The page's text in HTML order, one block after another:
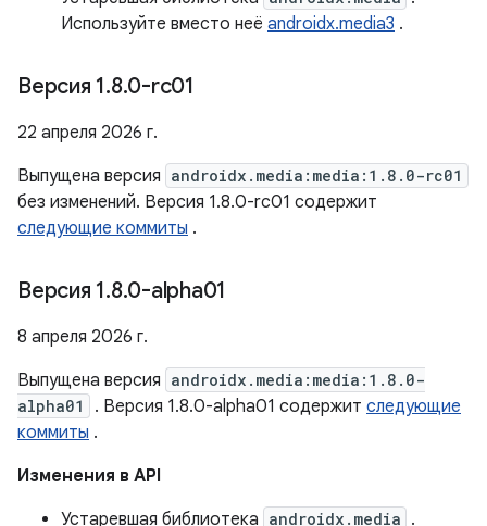
Используйте вместо неё androidx.media3 .
Версия 1.8.0-rc01
22 апреля 2026 г.
Выпущена версия androidx.media:media:1.8.0-rc01
без изменений. Версия 1.8.0-rc01 содержит
следующие коммиты .
Версия 1.8.0-alpha01
8 апреля 2026 г.
Выпущена версия androidx.media:media:1.8.0-
alpha01
. Версия 1.8.0-alpha01 содержит следующие
коммиты .
Изменения в API
Устаревшая библиотека androidx.media .